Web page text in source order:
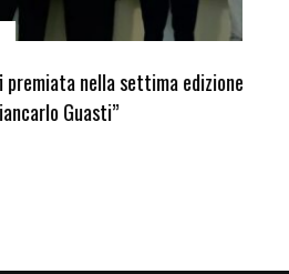
nella settima edizione
Guasti”